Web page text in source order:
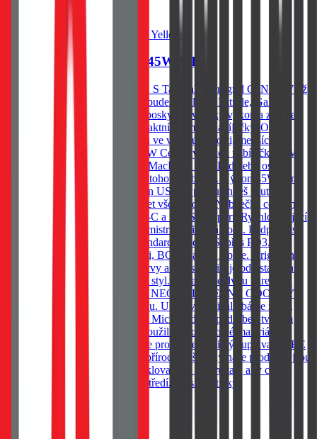
Tactical Microgrid GaN 45W Yellow
Dobij noťas, tablet nebo telefon. S Tactical Microgrid GaN 45W už
druhou nabíječku potřebovat nebudeš. Gallium Nitride, GaN
technologie Technologie, která poskytuje vysoký výkon a zároveň
umožňuje zachovat velmi kompaktní rozměry nabíječky. Oproti
ostatním nabíječkám má výhodu ve vyšší účinnosti, menších
rozměrech a delší životnosti. 45W Celkový výkon nabíječky 45W
Ti zaručí, že můžeš nabíjet svůj MacBook Air, iPad nebo ostatní
notebooky a tablety s podporou tohoto nabíjení. Výkon 45W není
sdílený. To znamená, že na jeden USB-C port utáhneš skutečně
celých 45W a neudává jen součet všech portů. Nabíječka celkem
disponuje dvěma porty: 1xUSB-C a 1xUSB-A port. Rychlonabíjecí
standardy Tactical Microgrid je mistr v univerzálnosti. Podporuje
celou škálu rychlonabíjecích standardů. Od PPS, přes PD3.0,
QC3.0, Samsung, AFC, Huawei, BC1.2, až po Apple. Originální
styl Tactical Pečlivě vybrané barvy a styl se odlišuje od ostatních a
zároveň doplňuje tvůj jedinečný styl. Vyber si ze dvou barev.
Nevšední žlutá nebo krutě šedá. NEODOLATELNĚ ODOLNÝ
Tento kousek není jen pro parádu. U nás v Tactical dbáme na to,
aby věci něco vydržely. Tactical Microgrid byl podroben tvrdým
podmínkám a při výrobě jsme použili velice odolné materiály a
aplikovali nejnovější technologie pro co nejlepší výstup kvality. BE
ECO My v Tactical máme rádi přírodu. Všechny naše produkty jsou
balené do ECO krabiček z recyklovaného papíru tak, aby co
nejméně zatěžovaly životní prostředí. Mysli takticky!